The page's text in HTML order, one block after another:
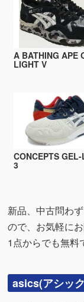
A BATHING APE
LIGHT V
CONCEPTS
3
新品、中古問わ
ので、お気軽に
1点からでも無料
asics(アシッ